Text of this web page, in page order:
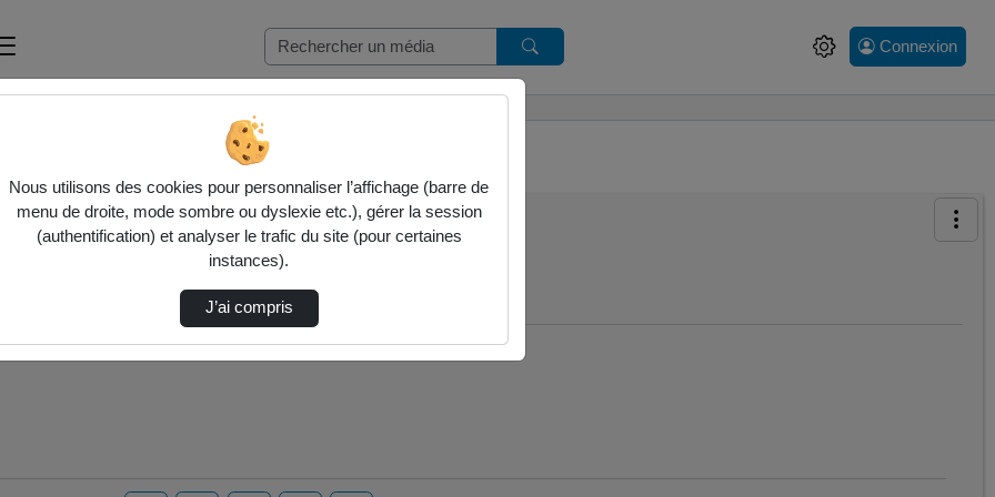
Connexion
Nous utilisons des cookies pour personnaliser l’affichage (barre de
menu de droite, mode sombre ou dyslexie etc.), gérer la session
(authentification) et analyser le trafic du site (pour certaines
instances).
J’ai compris